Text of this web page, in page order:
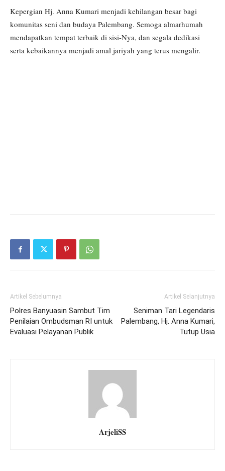
Kepergian Hj. Anna Kumari menjadi kehilangan besar bagi
komunitas seni dan budaya Palembang. Semoga almarhumah
mendapatkan tempat terbaik di sisi-Nya, dan segala dedikasi
serta kebaikannya menjadi amal jariyah yang terus mengalir.
Artikel Sebelumnya
Polres Banyuasin Sambut Tim
Penilaian Ombudsman RI untuk
Evaluasi Pelayanan Publik
Artikel Selanjutnya
Seniman Tari Legendaris
Palembang, Hj. Anna Kumari,
Tutup Usia
ArjeliSS